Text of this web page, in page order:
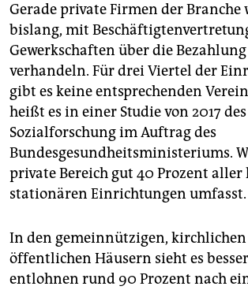
Gerade private Firmen der Branche
bislang, mit
Gewerkschaften über die
verhandeln. Für drei Viertel der
gibt es keine entsprechenden
heißt es in einer Studie von 2017
Sozialforschung im Auftrag des
Bundesgesundheitsministeriums.
private Bereich gut 40 Prozent aller
stationären Einrichtungen umfasst.
In den gemeinnützigen,
öffentlichen Häusern sieht es
entlohnen rund 90 Prozent nach